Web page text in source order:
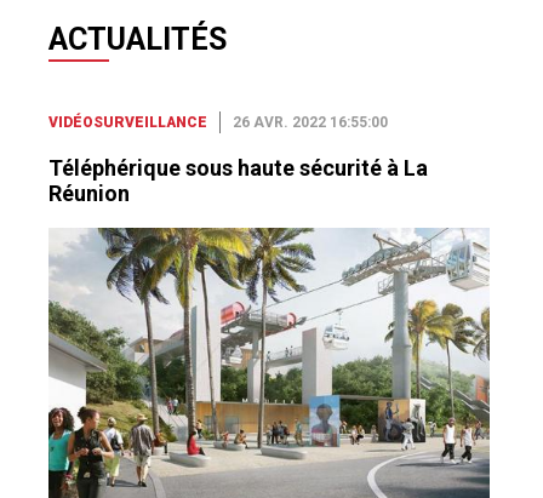
ACTUALITÉS
VIDÉOSURVEILLANCE 26 AVR. 2022 16:55:00
Téléphérique sous haute sécurité à La
Réunion